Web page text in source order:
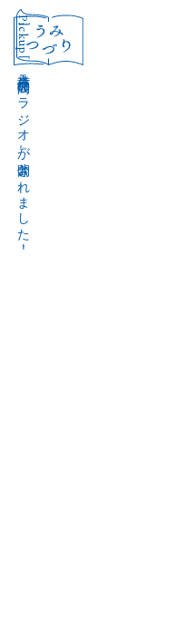
［Pickup］
音声作品『波間のラジオ』が公開されました！